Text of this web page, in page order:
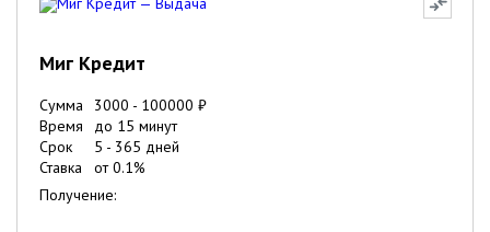
Миг Кредит
Сумма 3000 - 100000 ₽
Время
до 15 минут
Срок
5 - 365 дней
Ставка
от0.1%
Получение: